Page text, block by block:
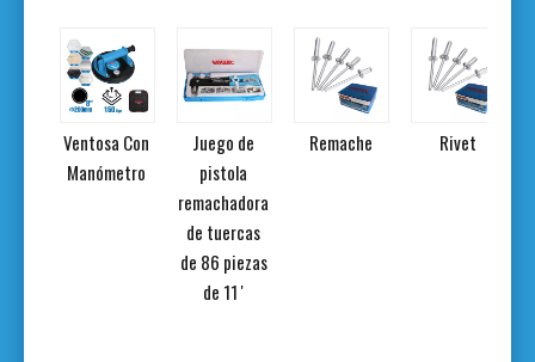
Ventosa Con
Manómetro
Juego de
pistola
remachadora
de tuercas
de 86 piezas
de 11 '
Remache Rivet